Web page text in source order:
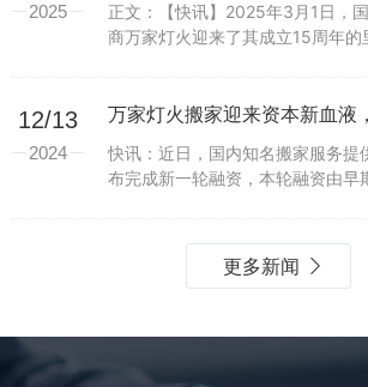
2025
正文：【快讯】2025年3月1日，
商万家灯火迎来了其成立15周年的
12/13
2024
快讯：近日，国内知名搬家服务提
布完成新一轮融资，本轮融资由早
更多新闻